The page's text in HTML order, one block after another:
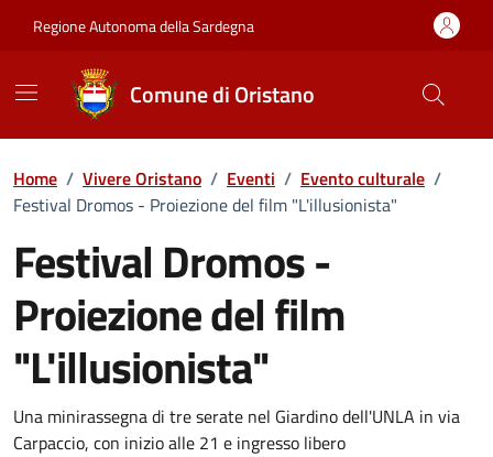
Regione Autonoma della Sardegna
Comune di Oristano
Home / Vivere Oristano / Eventi / Evento culturale /
Festival Dromos - Proiezione del film "L'illusionista"
Festival Dromos -
Proiezione del film
"L'illusionista"
Dettaglio dell'evento
Una minirassegna di tre serate nel Giardino dell'UNLA in via
Carpaccio, con inizio alle 21 e ingresso libero